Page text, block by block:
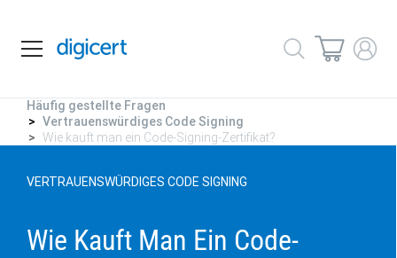
Häufig gestellte Fragen
Vertrauenswürdiges Code Signing
Wie kauft man ein Code-Signing-Zertifikat?
VERTRAUENSWÜRDIGES CODE SIGNING
Wie Kauft Man Ein Code-